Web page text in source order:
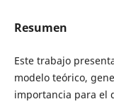
Resumen
Este trabajo
modelo teórico,
importancia para el